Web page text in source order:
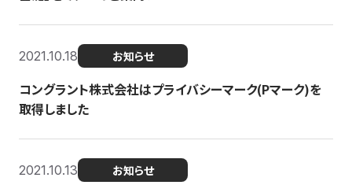
2021.10.18 お知らせ
コングラント株式会社はプライバシーマーク(Pマーク)を
取得しました
2021.10.13 お知らせ